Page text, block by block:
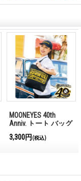
MOONEYES 40th
Anniv. トート バッグ
3,300円 (税込)